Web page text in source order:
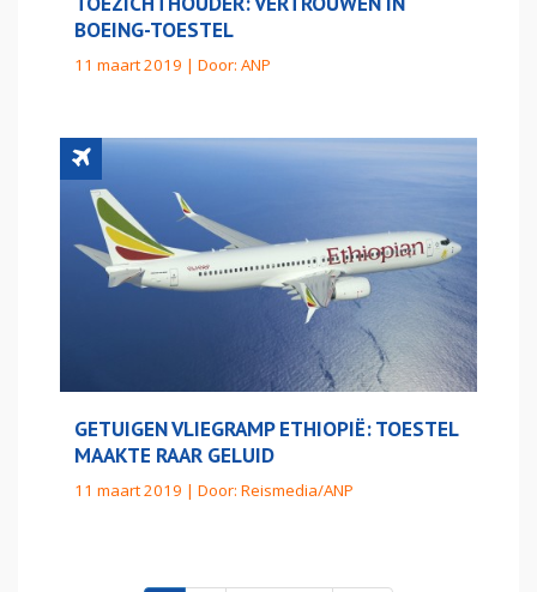
BOEING-TOESTEL
11 maart 2019 | Door: ANP
GETUIGEN VLIEGRAMP ETHIOPIË: TOESTEL
MAAKTE RAAR GELUID
11 maart 2019 | Door: Reismedia/ANP